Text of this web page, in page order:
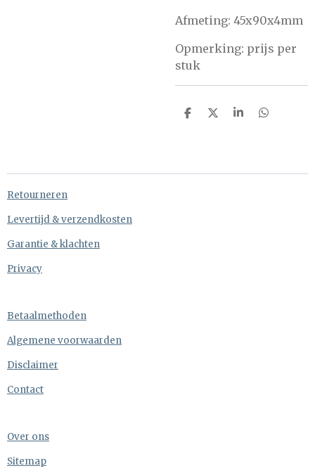
Afmeting: 45x90x4mm
Opmerking: prijs per
stuk
D
D
S
D
Retourneren
Levertijd & verzendkosten
Garantie & klachten
Privacy
Betaalmethoden
Algemene voorwaarden
Disclaimer
Contact
Over ons
Sitemap